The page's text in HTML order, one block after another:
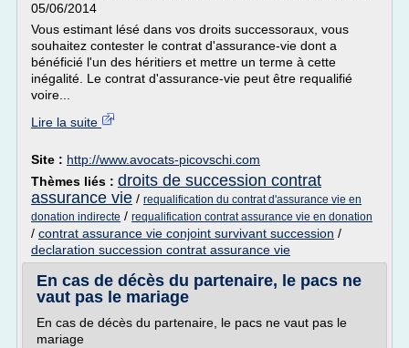
05/06/2014
Vous estimant lésé dans vos droits successoraux, vous
souhaitez contester le contrat d'assurance-vie dont a
bénéficié l'un des héritiers et mettre un terme à cette
inégalité. Le contrat d'assurance-vie peut être requalifié
voire...
Lire la suite
Site : http://www.avocats-picovschi.com
Thèmes liés : droits de succession contrat
assurance vie / requalification du contrat d'assurance vie en
donation indirecte / requalification contrat assurance vie en donation
/ contrat assurance vie conjoint survivant succession /
declaration succession contrat assurance vie
En cas de décès du partenaire, le pacs ne
vaut pas le mariage
En cas de décès du partenaire, le pacs ne vaut pas le
mariage